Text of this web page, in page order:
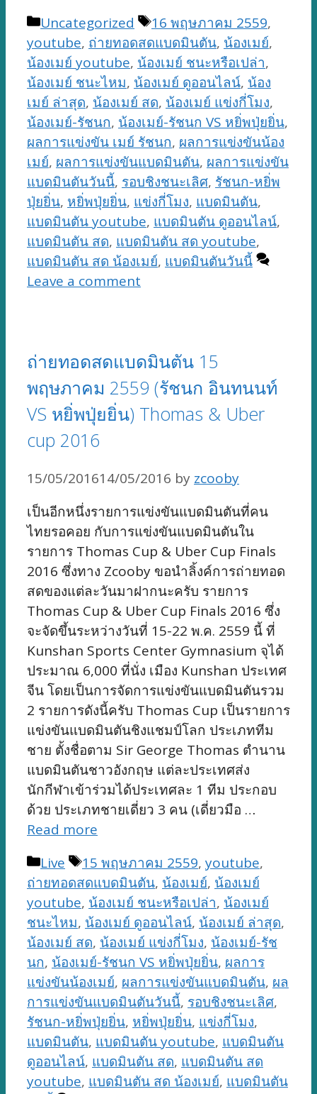
Categories
Uncategorized Tags
16 พฤษภาคม 2559,
youtube, ถ่ายทอดสดแบดมินตัน, น้องเมย์,
น้องเมย์ youtube, น้องเมย์ ชนะหรือเปล่า,
น้องเมย์ ชนะไหม, น้องเมย์ ดูออนไลน์, น้อง
เมย์ ล่าสุด, น้องเมย์ สด, น้องเมย์ แข่งกี่โมง,
น้องเมย์-รัชนก, น้องเมย์-รัชนก VS หยิ่พปุ่ยยิ่น,
ผลการแข่งขัน เมย์ รัชนก, ผลการแข่งขันน้อง
เมย์, ผลการแข่งขันแบดมินตัน, ผลการแข่งขัน
แบดมินตันวันนี้, รอบชิงชนะเลิศ, รัชนก-หยิ่พ
ปุ่ยยิ่น, หยิ่พปุ่ยยิ่น, แข่งกี่โมง, แบดมินตัน,
แบดมินตัน youtube, แบดมินตัน ดูออนไลน์,
แบดมินตัน สด, แบดมินตัน สด youtube,
แบดมินตัน สด น้องเมย์, แบดมินตันวันนี้
Leave a comment
ถ่ายทอดสดแบดมินตัน 15
พฤษภาคม 2559 (รัชนก อินทนนท์
VS หยิ่พปุ่ยยิ่น) Thomas & Uber
cup 2016
15/05/201614/05/2016 by zcooby
เป็นอีกหนึ่งรายการแข่งขันแบดมินตันที่คน
ไทยรอคอย กับการแข่งขันแบดมินตันใน
รายการ Thomas Cup & Uber Cup Finals
2016 ซึ่งทาง Zcooby ขอนำลิ้งค์การถ่ายทอด
สดของแต่ละวันมาฝากนะครับ รายการ
Thomas Cup & Uber Cup Finals 2016 ซึ่ง
จะจัดขึ้นระหว่างวันที่ 15-22 พ.ค. 2559 นี้ ที่
Kunshan Sports Center Gymnasium จุได้
ประมาณ 6,000 ที่นั่ง เมือง Kunshan ประเทศ
จีน โดยเป็นการจัดการแข่งขันแบดมินตันรวม
2 รายการดังนี้ครับ Thomas Cup เป็นรายการ
แข่งขันแบดมินตันชิงแชมป์โลก ประเภททีม
ชาย ตั้งชื่อตาม Sir George Thomas ตำนาน
แบดมินตันชาวอังกฤษ แต่ละประเทศส่ง
นักกีฬาเข้าร่วมได้ประเทศละ 1 ทีม ประกอบ
ด้วย ประเภทชายเดี่ยว 3 คน (เดี่ยวมือ …
Read more
Categories
Live Tags
15 พฤษภาคม 2559, youtube,
ถ่ายทอดสดแบดมินตัน, น้องเมย์, น้องเมย์
youtube, น้องเมย์ ชนะหรือเปล่า, น้องเมย์
ชนะไหม, น้องเมย์ ดูออนไลน์, น้องเมย์ ล่าสุด,
น้องเมย์ สด, น้องเมย์ แข่งกี่โมง, น้องเมย์-รัช
นก, น้องเมย์-รัชนก VS หยิ่พปุ่ยยิ่น, ผลการ
แข่งขันน้องเมย์, ผลการแข่งขันแบดมินตัน, ผล
การแข่งขันแบดมินตันวันนี้, รอบชิงชนะเลิศ,
รัชนก-หยิ่พปุ่ยยิ่น, หยิ่พปุ่ยยิ่น, แข่งกี่โมง,
แบดมินตัน, แบดมินตัน youtube, แบดมินตัน
ดูออนไลน์, แบดมินตัน สด, แบดมินตัน สด
youtube, แบดมินตัน สด น้องเมย์, แบดมินตัน